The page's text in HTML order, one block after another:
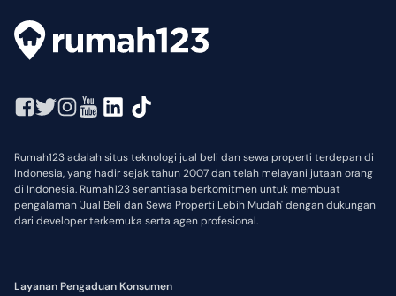
Rumah123 adalah situs teknologi jual beli dan sewa properti terdepan di
Indonesia, yang hadir sejak tahun 2007 dan telah melayani jutaan orang
di Indonesia. Rumah123 senantiasa berkomitmen untuk membuat
pengalaman 'Jual Beli dan Sewa Properti Lebih Mudah' dengan dukungan
dari developer terkemuka serta agen profesional.
Layanan Pengaduan Konsumen